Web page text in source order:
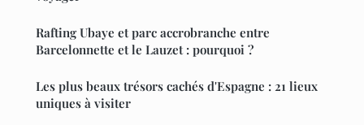
Rafting Ubaye et parc accrobranche entre
Barcelonnette et le Lauzet : pourquoi ?
Les plus beaux trésors cachés d'Espagne : 21 lieux
uniques à visiter